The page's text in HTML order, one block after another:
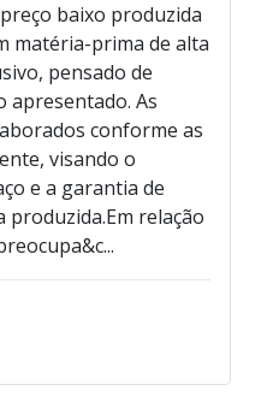
baixo produzida
matéria-prima de alta
pensado de
apresentado. As
conforme as
visando o
e a garantia de
produzida.Em relação